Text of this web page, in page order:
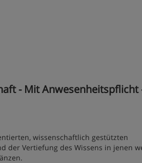
- Mit Anwesenheitspflicht
wissenschaftlich gestützten
der Vertiefung des Wissens in jenen